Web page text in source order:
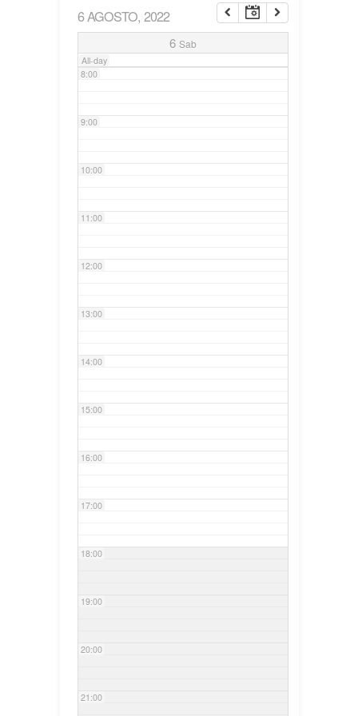
6 AGOSTO, 2022
6 Sab
All-day
7:00
8:00
9:00
10:00
11:00
12:00
13:00
14:00
15:00
16:00
17:00
18:00
19:00
20:00
21:00